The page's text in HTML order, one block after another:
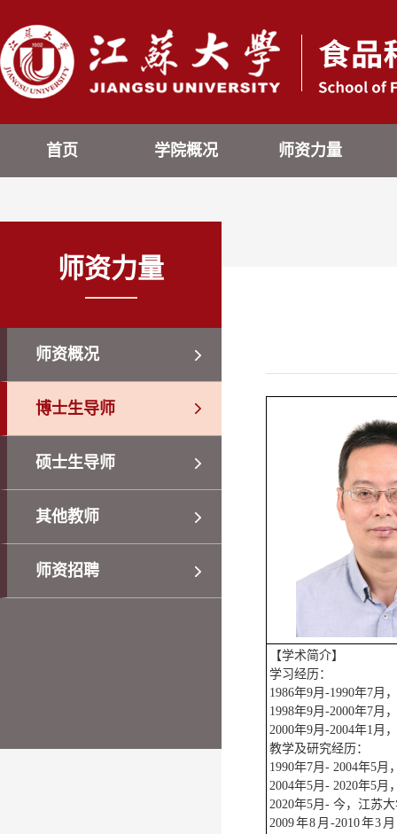
首页 学院概况 师资力量
师资力量
师资概况
博士生导师
硕士生导师
其他教师
师资招聘
【学术简介】
学习经历：
1986年9月-1990年7月
1998年9月-2000年7月
2000年9月-2004年1月
教学及研究经历：
1990年7月- 2004年5
2004年5月- 2020年5
2020年5月- 今，江苏
2009年8月-2010年3